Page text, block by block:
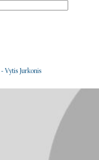
-Vytis Jurkonis